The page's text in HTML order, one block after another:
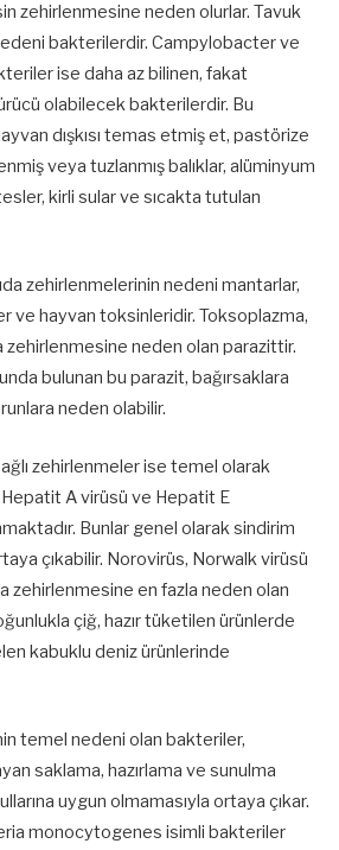
zehirlenmesine neden olurlar. Tavuk
bakterilerdir. Campylobacter ve
ise daha az bilinen, fakat
olabilecek bakterilerdir. Bu
dışkısı temas etmiş et, pastörize
veya tuzlanmış balıklar, alüminyum
kirli sular ve sıcakta tutulan
zehirlenmelerinin nedeni mantarlar,
ve hayvan toksinleridir. Toksoplazma,
zehirlenmesine neden olan parazittir.
bulunan bu parazit, bağırsaklara
neden olabilir.
zehirlenmeler ise temel olarak
A virüsü ve Hepatit E
Bunlar genel olarak sindirim
çıkabilir. Norovirüs, Norwalk virüsü
zehirlenmesine en fazla neden olan
çiğ, hazır tüketilen ürünlerde
kabuklu deniz ürünlerinde
temel nedeni olan bakteriler,
saklama, hazırlama ve sunulma
uygun olmamasıyla ortaya çıkar.
monocytogenes isimli bakteriler